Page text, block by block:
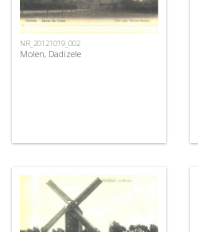
NR_20121019_002
Molen, Dadizele